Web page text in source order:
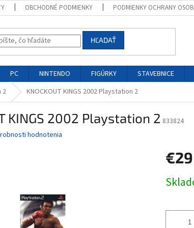
OBCHODNÉ PODMIENKY PODMIENKY OCHRANY
HĽADAŤ
PC NINTENDO FIGÚRKY STAVEBNICE
2 KNOCKOUT KINGS 2002 Playstation 2
KINGS 2002 Playstation 2 833824
hodnotenia
€29
cena: